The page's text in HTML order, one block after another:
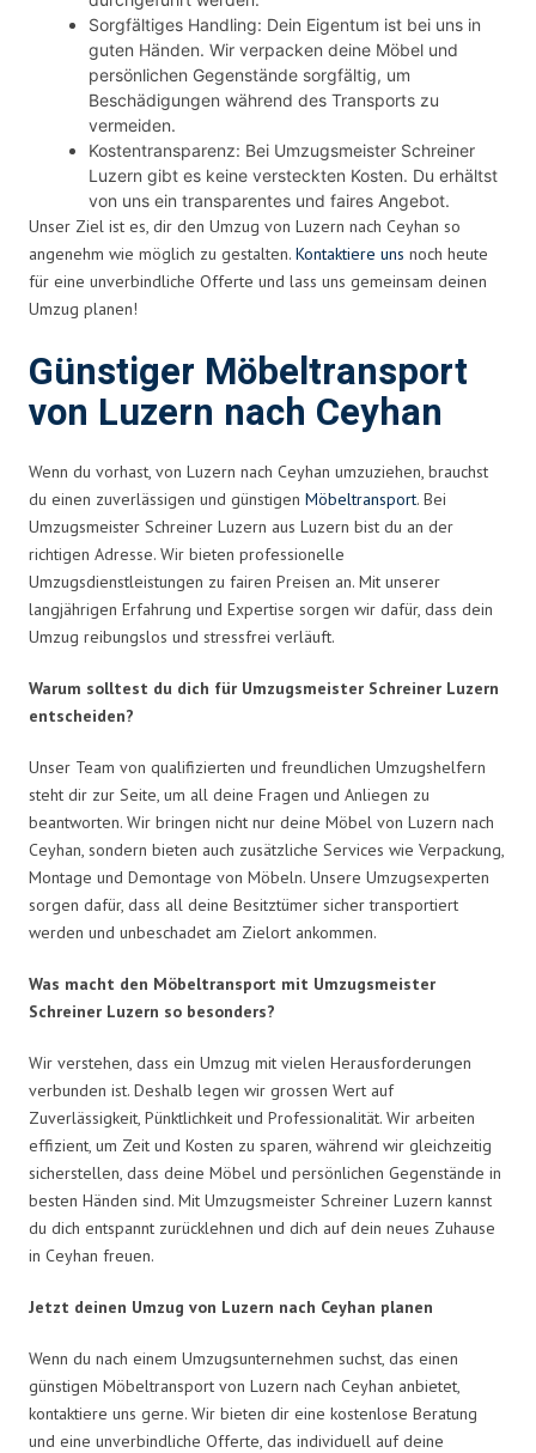
Sorgfältiges Handling: Dein Eigentum ist bei uns in
guten Händen. Wir verpacken deine Möbel und
persönlichen Gegenstände sorgfältig, um
Beschädigungen während des Transports zu
vermeiden.
Kostentransparenz: Bei Umzugsmeister Schreiner
Luzern gibt es keine versteckten Kosten. Du erhältst
von uns ein transparentes und faires Angebot.
Unser Ziel ist es, dir den Umzug von Luzern nach Ceyhan so
angenehm wie möglich zu gestalten. Kontaktiere uns noch heute
für eine unverbindliche Offerte und lass uns gemeinsam deinen
Umzug planen!
Günstiger Möbeltransport
von Luzern nach Ceyhan
Wenn du vorhast, von Luzern nach Ceyhan umzuziehen, brauchst
du einen zuverlässigen und günstigen Möbeltransport. Bei
Umzugsmeister Schreiner Luzern aus Luzern bist du an der
richtigen Adresse. Wir bieten professionelle
Umzugsdienstleistungen zu fairen Preisen an. Mit unserer
langjährigen Erfahrung und Expertise sorgen wir dafür, dass dein
Umzug reibungslos und stressfrei verläuft.
Warum solltest du dich für Umzugsmeister Schreiner Luzern
entscheiden?
Unser Team von qualifizierten und freundlichen Umzugshelfern
steht dir zur Seite, um all deine Fragen und Anliegen zu
beantworten. Wir bringen nicht nur deine Möbel von Luzern nach
Ceyhan, sondern bieten auch zusätzliche Services wie Verpackung,
Montage und Demontage von Möbeln. Unsere Umzugsexperten
sorgen dafür, dass all deine Besitztümer sicher transportiert
werden und unbeschadet am Zielort ankommen.
Was macht den Möbeltransport mit Umzugsmeister
Schreiner Luzern so besonders?
Wir verstehen, dass ein Umzug mit vielen Herausforderungen
verbunden ist. Deshalb legen wir grossen Wert auf
Zuverlässigkeit, Pünktlichkeit und Professionalität. Wir arbeiten
effizient, um Zeit und Kosten zu sparen, während wir gleichzeitig
sicherstellen, dass deine Möbel und persönlichen Gegenstände in
besten Händen sind. Mit Umzugsmeister Schreiner Luzern kannst
du dich entspannt zurücklehnen und dich auf dein neues Zuhause
in Ceyhan freuen.
Jetzt deinen Umzug von Luzern nach Ceyhan planen
Wenn du nach einem Umzugsunternehmen suchst, das einen
günstigen Möbeltransport von Luzern nach Ceyhan anbietet,
kontaktiere uns gerne. Wir bieten dir eine kostenlose Beratung
und eine unverbindliche Offerte, das individuell auf deine